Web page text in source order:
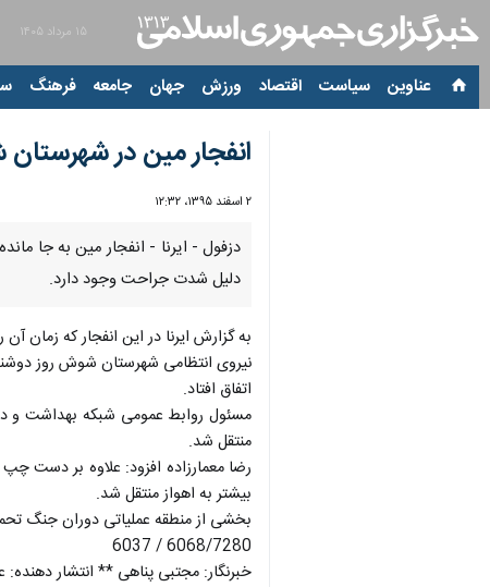
۱۵ مرداد ۱۴۰۵
عناوین‌ سیاست اقتصاد ورزش جهان جامعه فرهنگ
انفجار مین در
۲ اسفند ۱۳۹۵، ۱۲:۳۲
دزفول - ایرنا - انفجار مین به جا
دلیل شدت جراحت وجود دارد.
به گزارش ایرنا در این انفجار كه زمان آن روز جمعه
نیروی انتظامی شهرستان شوش روز
اتفاق افتاد.
منتقل شد.
رضا معمارزاده افزود: علاوه بر دست
بیشتر به اهواز منتقل شد.
بخشی از منطقه عملیاتی دوران جنگ
6068/7280 / 6037
خبرنگار: مجتبی پناهی ** انتشار دهنده: